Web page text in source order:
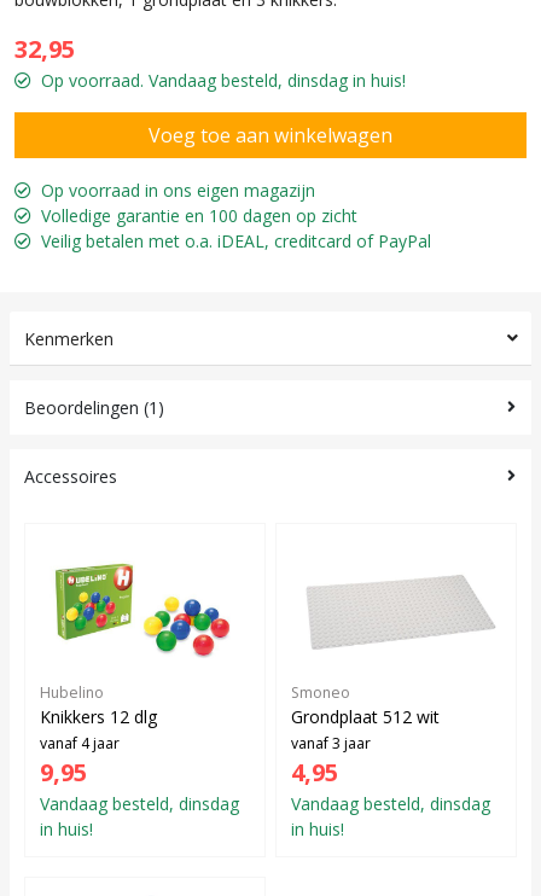
32,95
Op voorraad. Vandaag besteld, dinsdag in huis!
Op voorraad in ons eigen magazijn
Volledige garantie en 100 dagen op zicht
Veilig betalen met o.a. iDEAL, creditcard of PayPal
Kenmerken
Beoordelingen (1)
Accessoires
Hubelino
Knikkers 12 dlg
vanaf 4 jaar
9,95
Vandaag besteld, dinsdag
in huis!
Smoneo
Grondplaat 512 wit
vanaf 3 jaar
4,95
Vandaag besteld, dinsdag
in huis!